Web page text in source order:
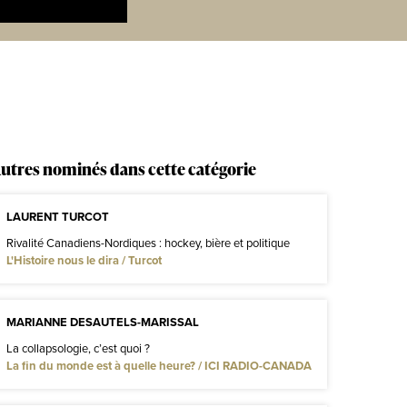
nominés dans cette catégorie
LAURENT TURCOT
Rivalité Canadiens-Nordiques : hockey, bière et politique
L'Histoire nous le dira / Turcot
MARIANNE DESAUTELS-MARISSAL
La collapsologie, c’est quoi ?
La fin du monde est à quelle heure? / ICI RADIO-CANADA